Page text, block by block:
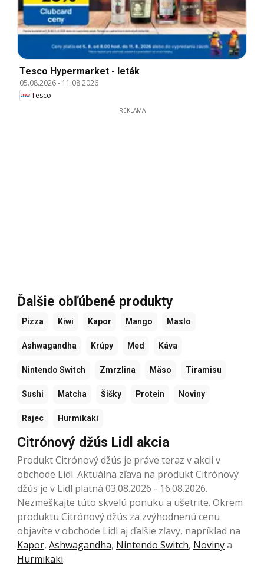
Tesco Hypermarket - leták
05.08.2026- 11.08.2026
Tesco
REKLAMA
Ďalšie obľúbené produkty
Pizza Kiwi Kapor Mango Maslo
Ashwagandha Krúpy Med Káva
Nintendo Switch Zmrzlina Mäso Tiramisu
Sushi Matcha Šišky Protein Noviny
Rajec Hurmikaki
Citrónový džús Lidl akcia
Produkt Citrónový džús je práve teraz v akcii v
obchode Lidl. Aktuálna zľava na produkt Citrónový
džús je v Lidl platná 03.08.2026 - 16.08.2026.
Nezmeškajte túto skvelú ponuku a ušetrite. Okrem
produktu Citrónový džús za zvýhodnenú cenu
objavíte v obchode Lidl aj ďalšie zľavy, napríklad na
Kapor, Ashwagandha, Nintendo Switch, Novinya
Hurmikaki.